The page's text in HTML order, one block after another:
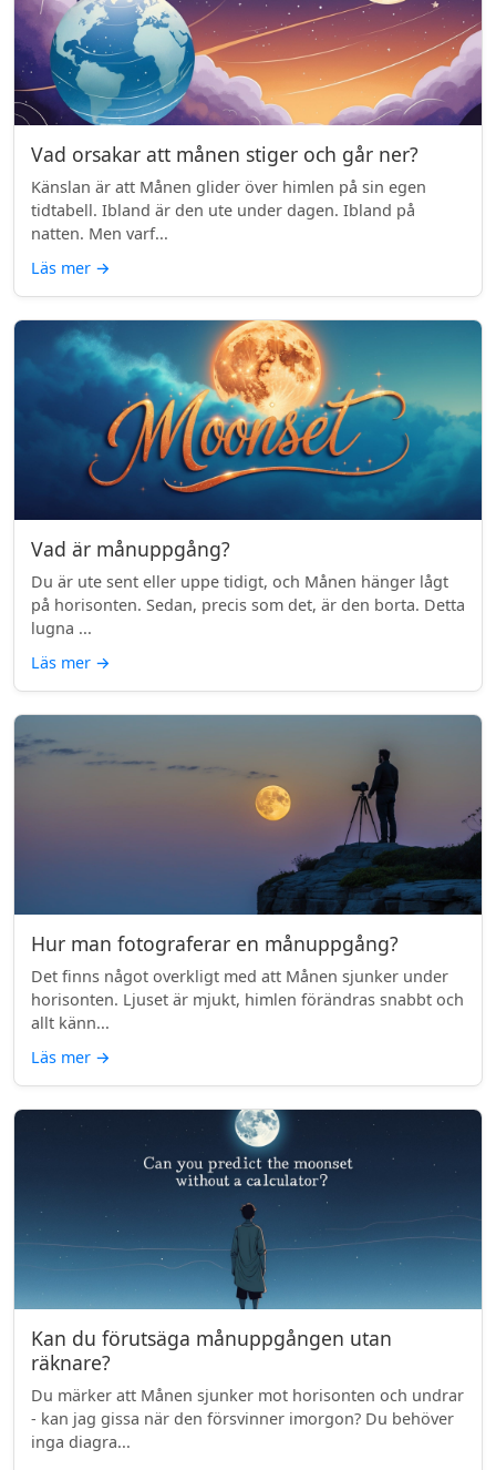
Vad orsakar att månen stiger och går ner?
Känslan är att Månen glider över himlen på sin egen
tidtabell. Ibland är den ute under dagen. Ibland på
natten. Men varf...
Läs mer →
Vad är månuppgång?
Du är ute sent eller uppe tidigt, och Månen hänger lågt
på horisonten. Sedan, precis som det, är den borta. Detta
lugna ...
Läs mer →
Hur man fotograferar en månuppgång?
Det finns något overkligt med att Månen sjunker under
horisonten. Ljuset är mjukt, himlen förändras snabbt och
allt känn...
Läs mer →
Kan du förutsäga månuppgången utan
räknare?
Du märker att Månen sjunker mot horisonten och undrar
- kan jag gissa när den försvinner imorgon? Du behöver
inga diagra...